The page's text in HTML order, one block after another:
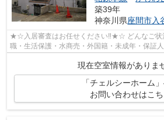
築39年
神奈川県座間市入
★☆入居審査はお任せください‼★☆ どんなご状
職・生活保護・水商売・外国籍・未成年・保証
現在空室情報がありま
「チェルシーホーム
お問い合わせはこち